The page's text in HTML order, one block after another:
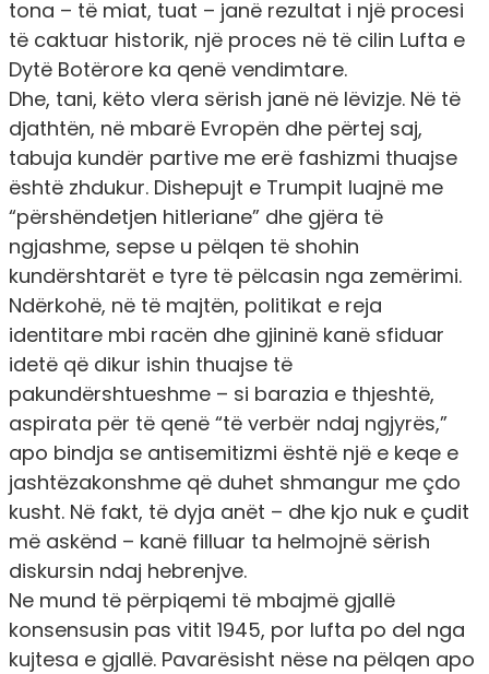
tona – të miat, tuat – janë rezultat i një procesi
të caktuar historik, një proces në të cilin Lufta e
Dytë Botërore ka qenë vendimtare.
Dhe, tani, këto vlera sërish janë në lëvizje. Në të
djathtën, në mbarë Evropën dhe përtej saj,
tabuja kundër partive me erë fashizmi thuajse
është zhdukur. Dishepujt e Trumpit luajnë me
“përshëndetjen hitleriane” dhe gjëra të
ngjashme, sepse u pëlqen të shohin
kundërshtarët e tyre të pëlcasin nga zemërimi.
Ndërkohë, në të majtën, politikat e reja
identitare mbi racën dhe gjininë kanë sfiduar
idetë që dikur ishin thuajse të
pakundërshtueshme – si barazia e thjeshtë,
aspirata për të qenë “të verbër ndaj ngjyrës,”
apo bindja se antisemitizmi është një e keqe e
jashtëzakonshme që duhet shmangur me çdo
kusht. Në fakt, të dyja anët – dhe kjo nuk e çudit
më askënd – kanë filluar ta helmojnë sërish
diskursin ndaj hebrenjve.
Ne mund të përpiqemi të mbajmë gjallë
konsensusin pas vitit 1945, por lufta po del nga
kujtesa e gjallë. Pavarësisht nëse na pëlqen apo